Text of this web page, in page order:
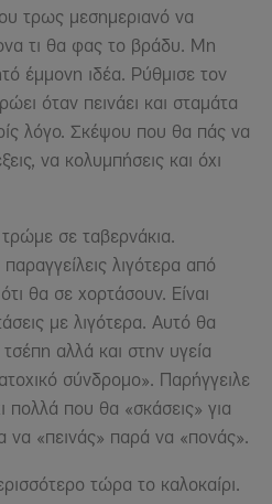
τρως μεσημεριανό να
τι θα φας το βράδυ. Μη
έμμονη ιδέα. Ρύθμισε τον
όταν πεινάει και σταμάτα
λόγο. Σκέψου που θα πάς να
να κολυμπήσεις και όχι
τρώμε σε ταβερνάκια.
λιγότερα από
θα σε χορτάσουν. Είναι
με λιγότερα. Αυτό θα
αλλά και στην υγεία
σύνδρομο». Παρήγγειλε
πολλά που θα «σκάσεις» για
να «πεινάς» παρά να «πονάς».
τώρα το καλοκαίρι.